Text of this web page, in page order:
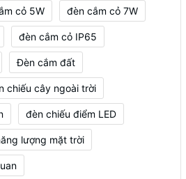
cỏ 5W đèn cắm cỏ 7W
đèn cắm cỏ IP65
Đèn cắm đất
chiếu cây ngoài trời
đèn chiếu điểm LED
lượng mặt trời